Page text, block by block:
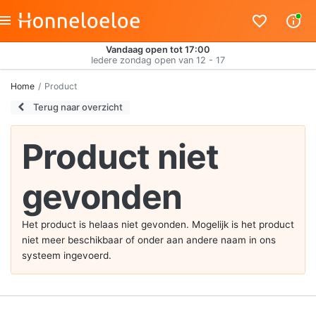
Vandaag open tot 17:00
Iedere zondag open van 12 - 17
Home Product
Terug naar overzicht
Product niet
gevonden
Het product is helaas niet gevonden. Mogelijk is het product
niet meer beschikbaar of onder aan andere naam in ons
systeem ingevoerd.